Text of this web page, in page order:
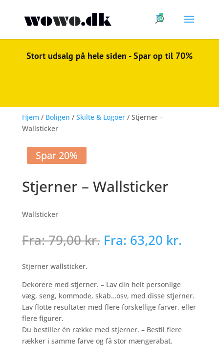
0
Stort udsalg på hele siden - Spar op til 70%
Hjem / Boligen / Skilte & Logoer/ Stjerner –
Wallsticker
Spar 20%
Stjerner – Wallsticker
Wallsticker
Fra:79,00kr. Fra: 63,20 kr.
Stjerner wallsticker.
Dekorere med stjerner. – Lav din helt personlige
væg, seng, kommode, skab…osv, med disse stjerner.
Lav flotte resultater med flere forskellige farver, eller
flere figurer.
Du bestiller én række med stjerner. – Bestil flere
rækker i samme farve og få stor mængerabat.